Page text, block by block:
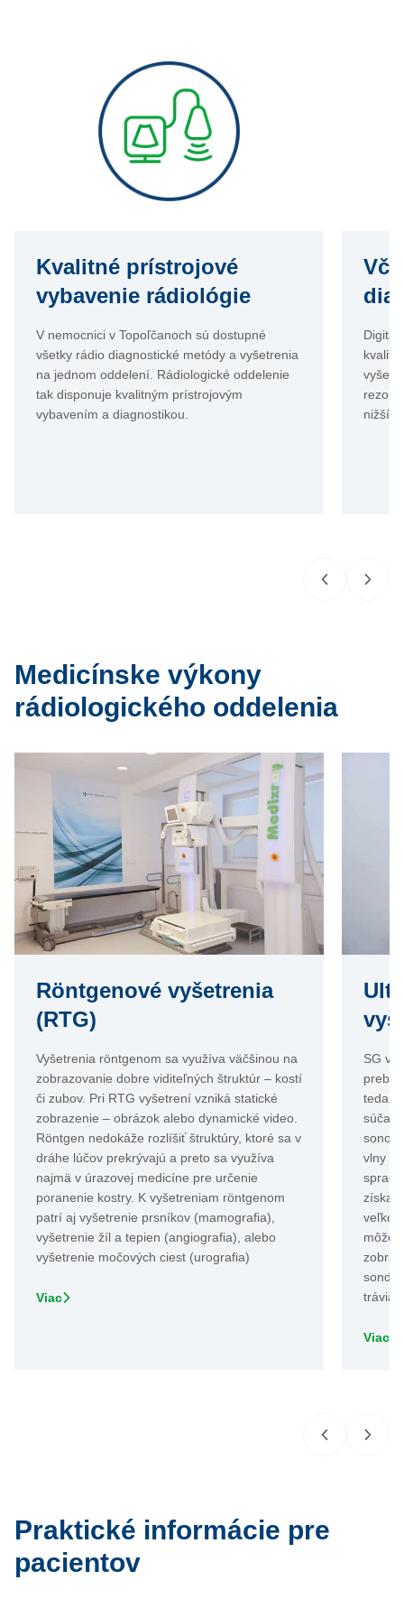
Kvalitné prístrojové
vybavenie rádiológie
V nemocnici v Topoľčanoch sú dostupné
všetky rádio diagnostické metódy a vyšetrenia
na jednom oddelení. Rádiologické oddelenie
tak disponuje kvalitným prístrojovým
vybavením a diagnostikou.
Medicínske výkony
rádiologického oddelenia
Röntgenové vyšetrenia
(RTG)
Vyšetrenia röntgenom sa využíva väčšinou na
zobrazovanie dobre viditeľných štruktúr – kostí
či zubov. Pri RTG vyšetrení vzniká statické
zobrazenie – obrázok alebo dynamické video.
Röntgen nedokáže rozlíšiť štruktúry, ktoré sa v
dráhe lúčov prekrývajú a preto sa využíva
najmä v úrazovej medicíne pre určenie
poranenie kostry. K vyšetreniam röntgenom
patrí aj vyšetrenie prsníkov (mamografia),
vyšetrenie žíl a tepien (angiografia), alebo
vyšetrenie močových ciest (urografia)
Viac
SG
teda
vlny a
môže
Viac
Praktické informácie pre
pacientov